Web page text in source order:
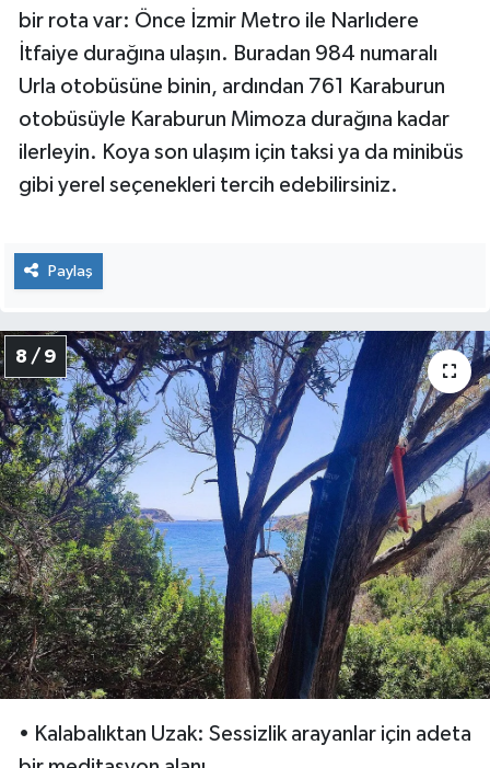
bir rota var: Önce İzmir Metro ile Narlıdere
İtfaiye durağına ulaşın. Buradan 984 numaralı
Urla otobüsüne binin, ardından 761 Karaburun
otobüsüyle Karaburun Mimoza durağına kadar
ilerleyin. Koya son ulaşım için taksi ya da minibüs
gibi yerel seçenekleri tercih edebilirsiniz.
Paylaş
8 / 9
• Kalabalıktan Uzak: Sessizlik arayanlar için adeta